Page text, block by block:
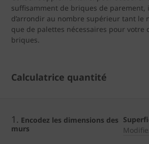
suffisamment de briques de parement,
d’arrondir au nombre supérieur tant le
que de palettes nécessaires pour votre
briques.
Calculatrice quantité
1. Encodez les dimensions des
murs